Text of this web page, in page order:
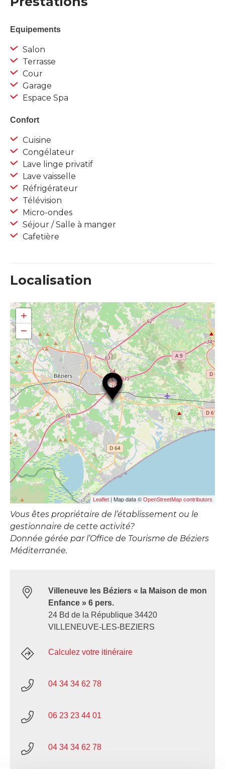
Equipements
Salon
Terrasse
Cour
Garage
Espace Spa
Confort
Cuisine
Congélateur
Lave linge privatif
Lave vaisselle
Réfrigérateur
Télévision
Micro-ondes
Séjour / Salle à manger
Cafetière
Localisation
+
−
Leaflet | Map data © OpenStreetMap contributors
Vous êtes propriétaire de l’établissement ou le
gestionnaire de cette activité?
Donnée gérée par l’Office de Tourisme de Béziers
Méditerranée.
Villeneuve les Béziers « la Maison de mon
Enfance » 6 pers.
24 Bd de la République 34420
VILLENEUVE-LES-BEZIERS
Calculez votre itinéraire
04 34 34 62 78
06 23 23 44 01
04 34 34 62 78